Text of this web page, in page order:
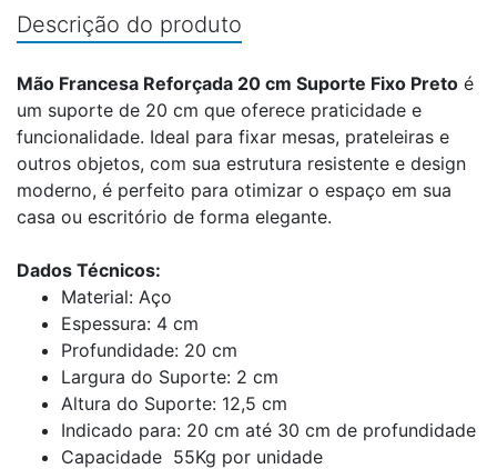
Descrição do produto
Mão Francesa Reforçada 20 cm Suporte Fixo Preto é
um suporte de 20 cm que oferece praticidade e
funcionalidade. Ideal para fixar mesas, prateleiras e
outros objetos, com sua estrutura resistente e design
moderno, é perfeito para otimizar o espaço em sua
casa ou escritório de forma elegante.
Dados Técnicos:
Material: Aço
Espessura: 4 cm
Profundidade: 20 cm
Largura do Suporte: 2 cm
Altura do Suporte: 12,5 cm
Indicado para: 20 cm até 30 cm de profundidade
Capacidade 55Kg por unidade